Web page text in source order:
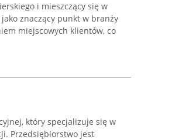
i mieszczący się w
znaczący punkt w branży
miejscowych klientów, co
który specjalizuje się w
Przedsiębiorstwo jest